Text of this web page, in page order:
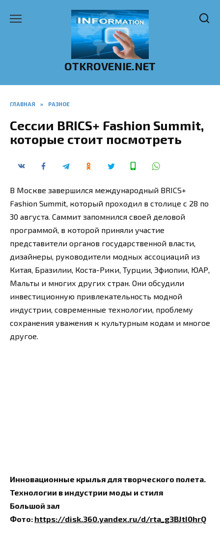
OTKROVENIE.NET
ГЛАВНАЯ » РАЗНОЕ
Сессии BRICS+ Fashion Summit,
которые стоит посмотреть
В Москве завершился международный BRICS+
Fashion Summit, который проходил в столице с 28 по
30 августа. Саммит запомнился своей деловой
программой, в которой приняли участие
представители органов государственной власти,
дизайнеры, руководители модных ассоциаций из
Китая, Бразилии, Коста-Рики, Турции, Эфиопии, ЮАР,
Мальты и многих других стран. Они обсудили
инвестиционную привлекательность модной
индустрии, современные технологии, проблему
сохранения уважения к культурным кодам и многое
другое.
Инновационные крылья для творческого полета.
Технологии в индустрии моды и стиля
Большой зал
Фото: https://disk.360.yandex.ru/d/rta_g3BJtI0hrQ